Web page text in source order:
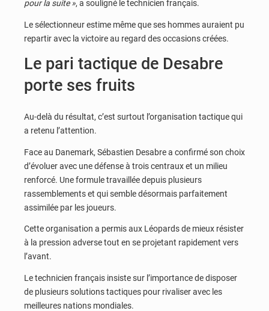
pour la suite », a souligné le technicien français.
Le sélectionneur estime même que ses hommes auraient pu
repartir avec la victoire au regard des occasions créées.
Le pari tactique de Desabre
porte ses fruits
Au-delà du résultat, c’est surtout l’organisation tactique qui
a retenu l’attention.
Face au Danemark, Sébastien Desabre a confirmé son choix
d’évoluer avec une défense à trois centraux et un milieu
renforcé. Une formule travaillée depuis plusieurs
rassemblements et qui semble désormais parfaitement
assimilée par les joueurs.
Cette organisation a permis aux Léopards de mieux résister
à la pression adverse tout en se projetant rapidement vers
l’avant.
Le technicien français insiste sur l’importance de disposer
de plusieurs solutions tactiques pour rivaliser avec les
meilleures nations mondiales.